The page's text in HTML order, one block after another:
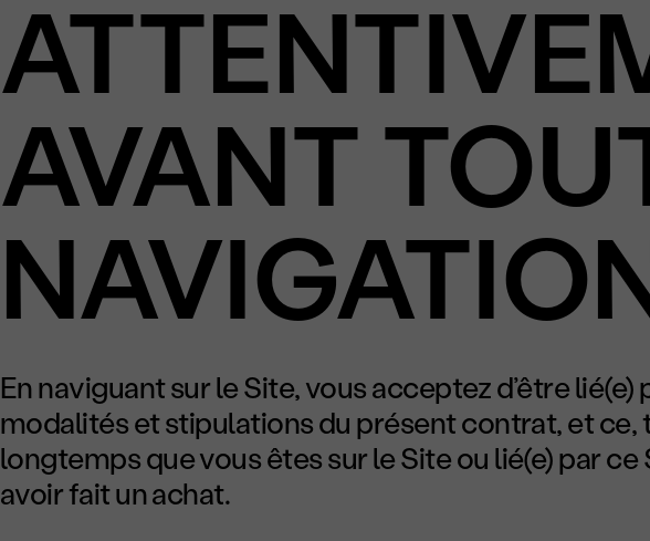
AVANT
En naviguant sur le Site, vous acceptez d’être lié(e)
modalités et stipulations du présent contrat, et ce,
longtemps que vous êtes sur le Site ou lié(e) par ce
avoir fait un achat.